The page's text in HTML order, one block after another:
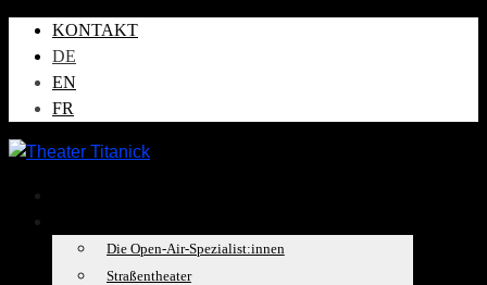
KONTAKT
DE
EN
FR
Die Open-Air-Spezialist:innen
Straßentheater